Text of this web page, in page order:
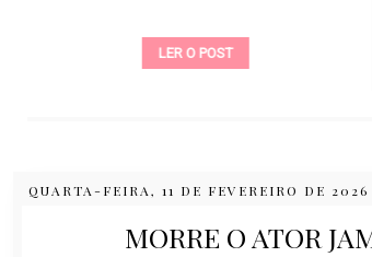
LER O POST
QUARTA-FEIRA, 11 DE FEVEREIRO DE 2026
MORRE O ATOR